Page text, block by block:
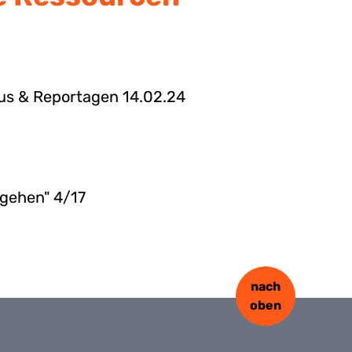
& Reportagen 14.02.24
4/17
nach
oben